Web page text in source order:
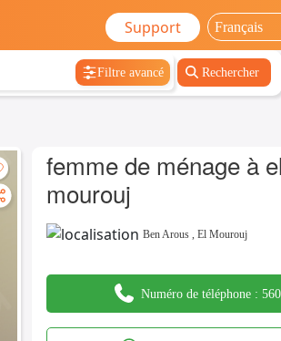
Support
Filtre avancé Rechercher
femme de ménage à el
mourouj
Ben Arous ,El Mourouj
Numéro de téléphone :